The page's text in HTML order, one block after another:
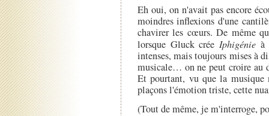
Eh oui, on n'avait pas encore
moindres inflexions d'une
chavirer les cœurs. De même
lorsque Gluck créeIphigénie à
intenses, mais toujours mises à
musicale… on ne peut croire au
Et pourtant, vu que la musique
plaçons l'émotion triste, cette
(Tout de même, je m'interroge,